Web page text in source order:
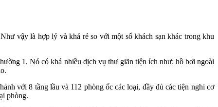
vậy là hợp lý và khá rẻ so với một số khách sạn khác trong khu
1. Nó có khá nhiều dịch vụ thư giãn tiện ích như: hồ bơi ngoài
với 8 tầng lầu và 112 phòng ốc các loại, đầy đủ các tiện nghi cơ
phòng.